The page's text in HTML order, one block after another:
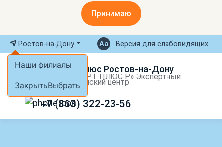
Принимаю
Ростов-на-Дону
Наши филиалы
ЗакрытьВыбрать
Версия для слабовидящих
МРТ Плюс Ростов-на-Дону
ООО «МРТ ПЛЮС Р» Экспертный
медицинский центр
+7 (863) 322-23-56